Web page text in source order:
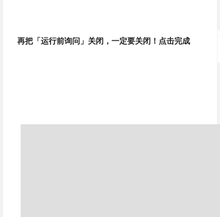
再把「运行前询问」关闭，一定要关闭！点击完成